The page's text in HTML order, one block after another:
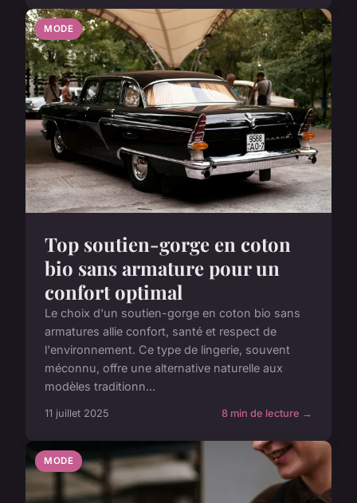
MODE
Top soutien-gorge en coton
bio sans armature pour un
confort optimal
Le choix d'un soutien-gorge en coton bio sans
armatures allie confort, santé et respect de
l'environnement. Ce type de lingerie, souvent
méconnu, offre une alternative naturelle aux
modèles traditionn...
11 juillet 2025 8 min de lecture →
MODE